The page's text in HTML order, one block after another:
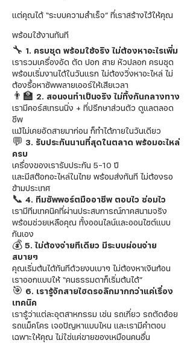
แต่คุณได้ “ระบบความสำเร็จ” ที่เราสร้างไว้ให้คุณ
พร้อมใช้งานทันที
🔧 1. ครบชุด พร้อมใช้จริง ไม่ต้องหาอะไรเพิ่ม
เรารวมเครื่องอัด ตัด ปอก สาย หัวปลอก ครบชุด
พร้อมเริ่มงานได้ในวันแรก ไม่ต้องวิ่งหาอะไหล่ ไม่
ต้องรื้อหาซัพพลายเออร์ให้เสียเวลา
👨‍🏫 2. สอนจนทำเป็นจริง ไม่ทิ้งกันกลางทาง
เรามีคอร์สเทรนนิ่ง + ที่ปรึกษาส่วนตัว ดูแลตลอด
ชีพ
แม้ไม่เคยอัดสายมาก่อน ก็ทำได้ภายในวันเดียว
​💬 3. รับประกันนานที่สุดในตลาด พร้อมอะไหล่
ครบ
เครื่องของเรารับประกัน 5–10 ปี
และมีสต๊อกอะไหล่ในไทย พร้อมส่งทันที ไม่ต้องรอ
ข้ามประเทศ
​📞 4. ทีมซัพพอร์ตมืออาชีพ ตอบไว ซ่อมไว
เรามีทีมเทคนิคที่ผ่านประสบการณ์ภาคสนามจริง
พร้อมช่วยเหลือคุณ ทั้งออนไลน์และออนไซต์แบบ
กันเอง
💰 5. ไม่ต้องจ่ายทีเดียว มีระบบผ่อนจ่าย
สบายๆ
คุณเริ่มต้นได้ทันทีด้วยงบเบาๆ ไม่ต้องหาเงินก้อน
เราออกแบบให้ “คนธรรมดาก็เริ่มต้นได้”
​🎯 6. เรารู้จักสายไฮดรอลิกมากกว่าแค่เรื่อง
เทคนิค
เรารู้ว่าแต่ละอุตสาหกรรม เช่น รถเกี่ยว รถตัดอ้อย
รถแม็คโคร เจอปัญหาแบบไหน และเรามีคำตอบ
เฉพาะให้คุณ ไม่ใช่แค่ขายของเหมือนคนอื่น